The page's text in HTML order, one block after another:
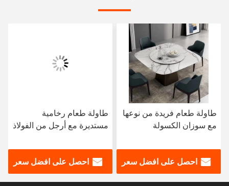
طاولة طعام فريدة من نوعها
مع سوزان الكسولة
احصل على افضل سعر
طاولة طعام رخامية
مستديرة مع أرجل من الفولاذ
طاولة طعام رخامية وكرسي
احصل على افضل سعر